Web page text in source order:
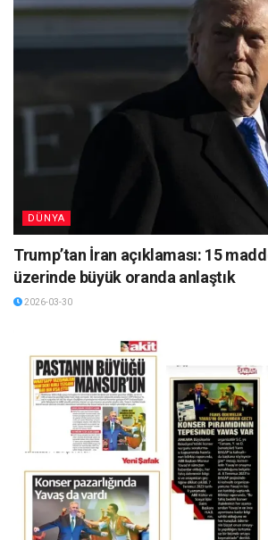
DÜNYA
Trump’tan İran açıklaması: 15
üzerinde büyük oranda anlaştık
2026-03-30